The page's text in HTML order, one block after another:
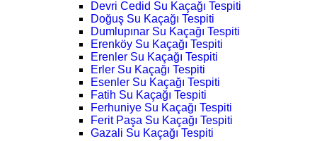
Devri Cedid Su Kaçağı Tespiti
Doğuş Su Kaçağı Tespiti
Dumlupınar Su Kaçağı Tespiti
Erenköy Su Kaçağı Tespiti
Erenler Su Kaçağı Tespiti
Erler Su Kaçağı Tespiti
Esenler Su Kaçağı Tespiti
Fatih Su Kaçağı Tespiti
Ferhuniye Su Kaçağı Tespiti
Ferit Paşa Su Kaçağı Tespiti
Gazali Su Kaçağı Tespiti